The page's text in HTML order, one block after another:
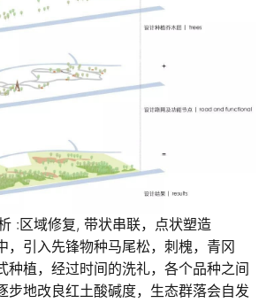
:区域修复, 带状串联，点状塑造
，引入先锋物种马尾松，刺槐，青冈
种植，经过时间的洗礼，各个品种之间
步地改良红土酸碱度，生态群落会自发